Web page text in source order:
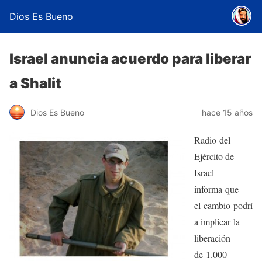
Dios Es Bueno
Israel anuncia acuerdo para liberar
a Shalit
Dios Es Bueno hace 15 años
Radio del
Ejército de
Israel
informa que
el cambio podrí
a implicar la
liberación
de 1.000